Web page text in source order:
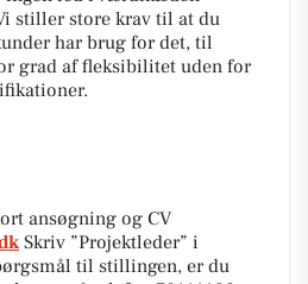
stiller store krav til at du
har brug for det, til
grad af fleksibilitet uden for
ansøgning og CV
Skriv ”Projektleder” i
til stillingen, er du